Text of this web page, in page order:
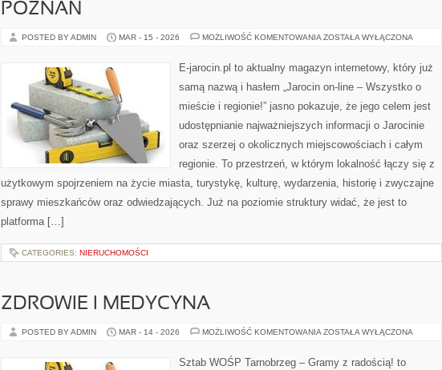
POZNAŃ
POSTED BY ADMIN MAR - 15 - 2026 MOŻLIWOŚĆ KOMENTOWANIA POZNAŃ
ZOSTAŁA WYŁĄCZONA
E-jarocin.pl to aktualny magazyn internetowy, który już
samą nazwą i hasłem „Jarocin on-line – Wszystko o
mieście i regionie!” jasno pokazuje, że jego celem jest
udostępnianie najważniejszych informacji o Jarocinie
oraz szerzej o okolicznych miejscowościach i całym
regionie. To przestrzeń, w którym lokalność łączy się z
użytkowym spojrzeniem na życie miasta, turystykę, kulturę, wydarzenia, historię i zwyczajne
sprawy mieszkańców oraz odwiedzających. Już na poziomie struktury widać, że jest to
platforma […]
CATEGORIES: NIERUCHOMOŚCI
ZDROWIE I MEDYCYNA
POSTED BY ADMIN MAR - 14 - 2026 MOŻLIWOŚĆ KOMENTOWANIA ZDROWIE
ZOSTAŁA WYŁĄCZONA
Sztab WOŚP Tarnobrzeg – Gramy z radością! to